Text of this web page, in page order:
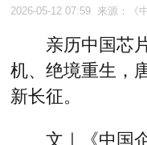
2026-05-12 07:59 来源：《
亲历中国芯
机、绝境重生，
新长征。
文｜《中国